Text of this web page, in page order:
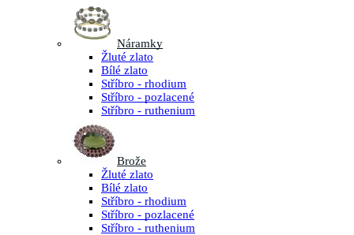
Náramky
Žluté zlato
Bílé zlato
Stříbro - rhodium
Stříbro - pozlacené
Stříbro - ruthenium
Brože
Žluté zlato
Bílé zlato
Stříbro - rhodium
Stříbro - pozlacené
Stříbro - ruthenium